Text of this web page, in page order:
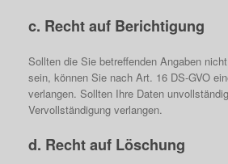
c. Recht auf Berichtigung
Sollten die Sie betreffenden Angaben
sein, können Sie nach Art. 16 DS-GVO
verlangen. Sollten Ihre Daten
Vervollständigung verlangen.
d. Recht auf Löschung